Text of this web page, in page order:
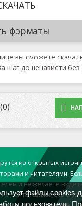
форматы
вы сможете
шаг до ненависти без
из открытых
и читателями.
и не желаете
сайте, свяжитесь с
файлы cookies
пользователя.